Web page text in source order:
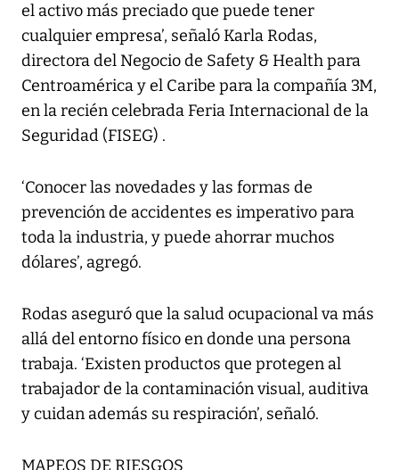
el activo más preciado que puede tener
cualquier empresa’, señaló Karla Rodas,
directora del Negocio de Safety & Health para
Centroamérica y el Caribe para la compañía 3M,
en la recién celebrada Feria Internacional de la
Seguridad (FISEG) .
‘Conocer las novedades y las formas de
prevención de accidentes es imperativo para
toda la industria, y puede ahorrar muchos
dólares’, agregó.
Rodas aseguró que la salud ocupacional va más
allá del entorno físico en donde una persona
trabaja. ‘Existen productos que protegen al
trabajador de la contaminación visual, auditiva
y cuidan además su respiración’, señaló.
MAPEOS DE RIESGOS